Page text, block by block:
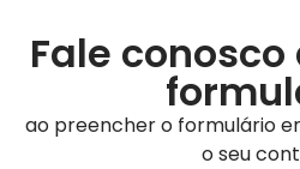
Fale
ao preencher o formulário
o seu